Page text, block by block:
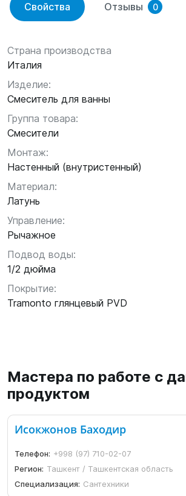
Свойства Отзывы 0
Страна производства
Италия
Изделие:
Смеситель для ванны
Группа товара:
Смесители
Монтаж:
Настенный (внутристенный)
Материал:
Латунь
Управление:
Рычажное
Подвод воды:
1/2 дюйма
Покрытие:
Tramonto глянцевый PVD
Мастера по работе с
продуктом
Исокжонов Баходир
Телефон: +998 (97) 710-02-07
Регион: Ташкент / Ташкентская область
Специализация: Сантехники